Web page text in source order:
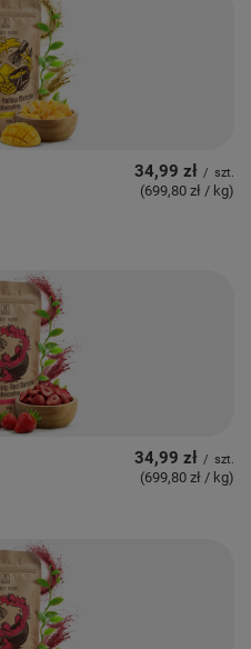
34,99 zł / szt.
(699,80 zł / kg)
34,99 zł / szt.
(699,80 zł / kg)